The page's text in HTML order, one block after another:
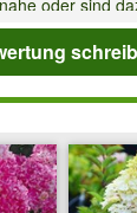
oder sind
im
A.aus Stuben/